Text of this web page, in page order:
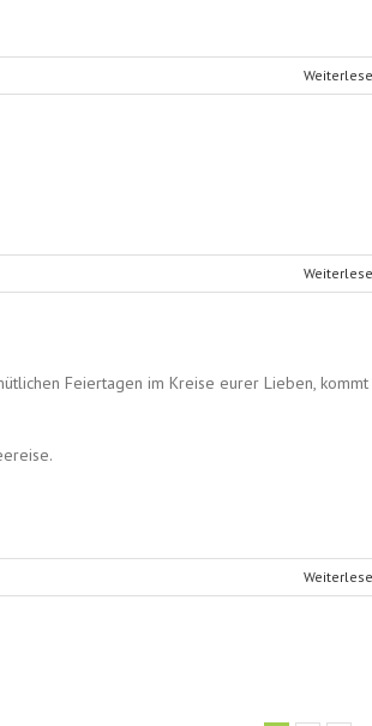
Feiertagen im Kreise eurer Lieben, kommt